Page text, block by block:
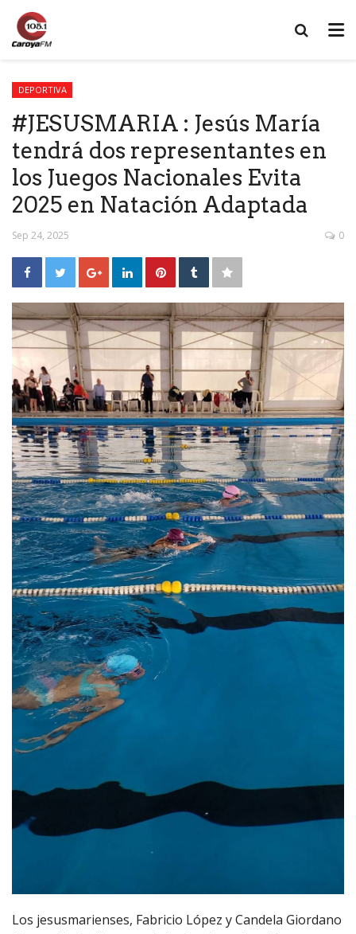
DEPORTIVA
#JESUSMARIA : Jesús María
tendrá dos representantes en
los Juegos Nacionales Evita
2025 en Natación Adaptada
Sep 24, 2025 0
Los jesusmarienses, Fabricio López y Candela Giordano